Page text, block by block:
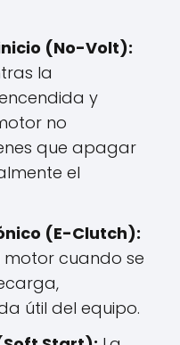
(No-Volt):
la
y
no
que apagar
el
(E-Clutch):
motor cuando se
útil del equipo.